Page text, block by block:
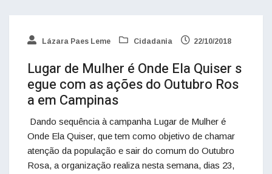
Lázara Paes Leme Cidadania 22/10/2018
Lugar de Mulher é Onde Ela Quiser s
egue com as ações do Outubro Ros
a em Campinas
Dando sequência à campanha Lugar de Mulher é
Onde Ela Quiser, que tem como objetivo de chamar
atenção da população e sair do comum do Outubro
Rosa, a organização realiza nesta semana, dias 23,